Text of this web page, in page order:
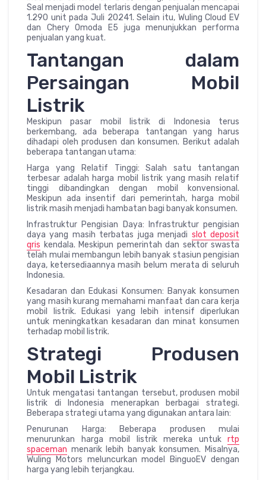
Seal menjadi model terlaris dengan penjualan mencapai
1.290 unit pada Juli 20241. Selain itu, Wuling Cloud EV
dan Chery Omoda E5 juga menunjukkan performa
penjualan yang kuat.
Tantangan dalam
Persaingan Mobil
Listrik
Meskipun pasar mobil listrik di Indonesia terus
berkembang, ada beberapa tantangan yang harus
dihadapi oleh produsen dan konsumen. Berikut adalah
beberapa tantangan utama:
Harga yang Relatif Tinggi: Salah satu tantangan
terbesar adalah harga mobil listrik yang masih relatif
tinggi dibandingkan dengan mobil konvensional.
Meskipun ada insentif dari pemerintah, harga mobil
listrik masih menjadi hambatan bagi banyak konsumen.
Infrastruktur Pengisian Daya: Infrastruktur pengisian
daya yang masih terbatas juga menjadi slot deposit
qris kendala. Meskipun pemerintah dan sektor swasta
telah mulai membangun lebih banyak stasiun pengisian
daya, ketersediaannya masih belum merata di seluruh
Indonesia.
Kesadaran dan Edukasi Konsumen: Banyak konsumen
yang masih kurang memahami manfaat dan cara kerja
mobil listrik. Edukasi yang lebih intensif diperlukan
untuk meningkatkan kesadaran dan minat konsumen
terhadap mobil listrik.
Strategi Produsen
Mobil Listrik
Untuk mengatasi tantangan tersebut, produsen mobil
listrik di Indonesia menerapkan berbagai strategi.
Beberapa strategi utama yang digunakan antara lain:
Penurunan Harga: Beberapa produsen mulai
menurunkan harga mobil listrik mereka untuk rtp
spaceman menarik lebih banyak konsumen. Misalnya,
Wuling Motors meluncurkan model BinguoEV dengan
harga yang lebih terjangkau.